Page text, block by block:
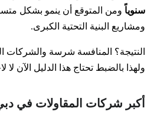
سنوياً
ومشاريع البنية التحتية الكبرى.
النتيجة؟ المنافسة شرسة والشركات
ولهذا بالضبط تحتاج هذا الدليل الآن لا
أكبر شركات المقاولات في